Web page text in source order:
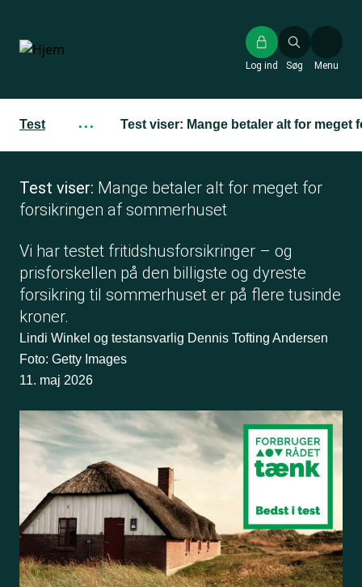
hovedindhold
Søg
Log ind Menu
Test ··· Test viser: Mange betaler alt for
Test viser: Mange betaler alt for meget for
forsikringen af sommerhuset
Vi har testet fritidshusforsikringer – og
prisforskellen på den billigste og dyreste
forsikring til sommerhuset er på flere tusinde
kroner.
Lindi Winkel og testansvarlig Dennis Tofting Andersen
Foto: Getty Images
11. maj 2026